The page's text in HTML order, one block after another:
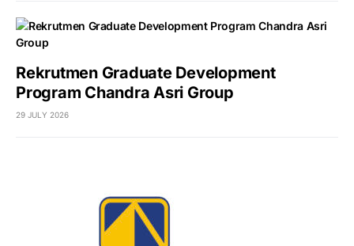
Rekrutmen Graduate Development
Program Chandra Asri Group
29 JULY 2026